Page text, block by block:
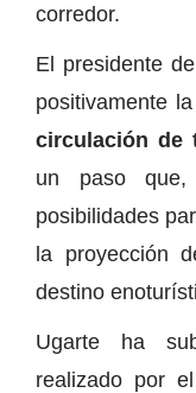
corredor.
El presidente
positivamente la
circulación de
un paso
posibilidades
la proyección
destino
Ugarte ha
realizado por